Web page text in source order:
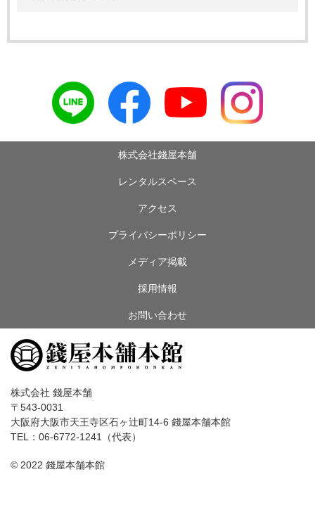
株式会社錢屋本舗
レンタルスペース
アクセス
プライバシーポリシー
メディア掲載
採用情報
お問い合わせ
株式会社 錢屋本舗
〒543-0031
大阪府大阪市天王寺区石ヶ辻町14-6 錢屋本舗本館
TEL：06-6772-1241（代表）
© 2022 錢屋本舗本館